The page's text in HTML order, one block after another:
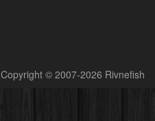
Copyright © 2007-2026 Rivnefish